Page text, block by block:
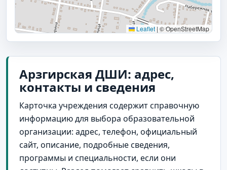
Leaflet | © OpenStreetMap
Арзгирская ДШИ: адрес,
контакты и сведения
Карточка учреждения содержит справочную
информацию для выбора образовательной
организации: адрес, телефон, официальный
сайт, описание, подробные сведения,
программы и специальности, если они